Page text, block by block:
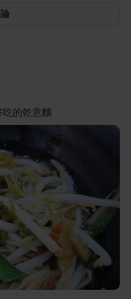
的乾意麵